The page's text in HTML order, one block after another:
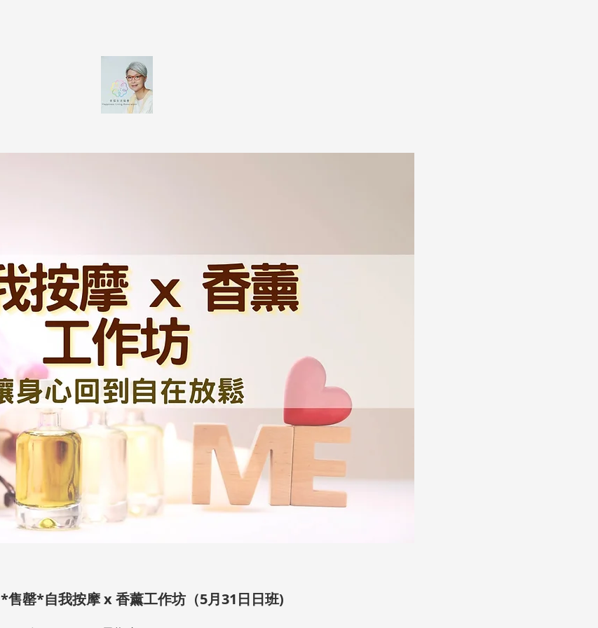
*售罄*自我按摩 x 香薰工作坊（5月31日日班)